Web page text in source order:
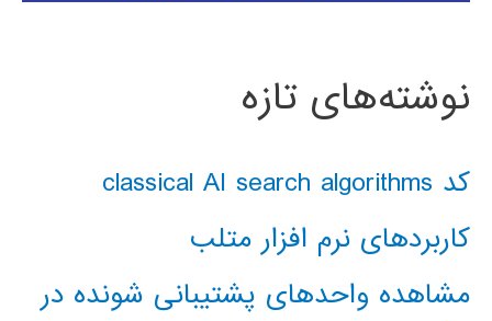
نوشته‌های تازه
کد classical AI search algorithms
کاربردهای نرم افزار متلب
مشاهده واحدهای پشتیبانی شونده در